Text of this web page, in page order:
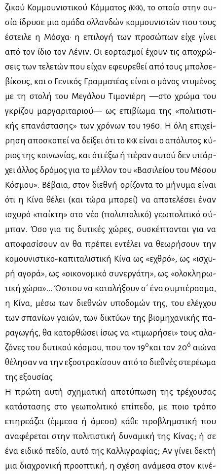
ζι­κού Κομ­μου­νι­στι­κού Κόμ­μα­τος (ΚΚΚ), το οποίο στην ου­
σία ίδρυ­σε μια ομά­δα ολ­λαν­δών κομ­μου­νι­στών που τους
έστει­λε η Μό­σχα· η επι­λο­γή των προ­σώ­πων εί­χε γί­νει
από τον ίδιο τον Λέ­νιν. Οι εορ­τα­σμοί έχουν τις απο­χρώ­
σεις των τε­λε­τών που εί­χαν εφευ­ρε­θεί από τους μπολ­σε­
βί­κους, και ο Γε­νι­κός Γραμ­μα­τέ­ας εί­ναι ο μό­νος ντυ­μέ­νος
με τη στο­λή του Με­γά­λου Τι­μο­νιέ­ρη —στο χρώ­μα του
γκρί­ζου μαρ­γα­ρι­τα­ριού— ως επι­βί­ω­μα της «πο­λι­τι­στι­
κής επα­νά­στα­σης» των χρό­νων του 1960. Η όλη επι­χεί­
ρη­ση απο­σκο­πεί να δεί­ξει ότι τοΚΚΚ εί­ναι ο από­λυ­τος κύ­
ριος της κοι­νω­νί­ας, και ότι έξω ή πέ­ραν αυ­τού δεν υπάρ­
χει άλ­λος δρό­μος για το μέλ­λον του «Βα­σι­λεί­ου του Μέ­σου
Κό­σμου». Βέ­βαια, στον διε­θνή ορί­ζο­ντα το μή­νυ­μα εί­ναι
ότι η Κί­να θέ­λει (και τώ­ρα μπο­ρεί) να απο­τε­λέ­σει έναν
ισχυ­ρό «παί­κτη» στο νέο (πο­λυ­πο­λι­κό) γε­ω­πο­λι­τι­κό σύ­
μπαν. Όσο για τις δυ­τι­κές χώ­ρες, συ­σκέ­πτο­νται για να
απο­φα­σί­σουν αν θα πρέ­πει εντέ­λει να θε­ω­ρή­σουν την
κο­μου­νι­στι­κο-κα­πι­τα­λι­στι­κή Κί­να ως «εχθρό», ως «ισχυ­
ρή αγο­ρά», ως «οι­κο­νο­μι­κό συ­νερ­γά­τη», ως «ολο­κλη­ρω­
τι­κή χώ­ρα»… Ώσπου να κα­τα­λή­ξουν σ΄ ένα συ­μπέ­ρα­σμα,
η Κί­να, μέ­σω των διε­θνών υπο­δο­μών της, του ελέγ­χου
των σπα­νί­ων γαιών, των δι­κτύ­ων της βιο­μη­χα­νι­κής πα­
ρα­γω­γής, θα κα­τορ­θώ­σει ίσως να «τι­μω­ρή­σει» τους αλα­
ζό­νες του δυ­τι­κού κό­σμου, που τον 19οκαι τον 20ό αιώ­να
θέ­λη­σαν να την εξο­στρα­κί­σουν από το διε­θνές στε­ρέ­ω­μα
της εξου­σί­ας.
Η πρώ­τη αυ­τή σχη­μα­τι­κή απο­τύ­πω­ση της τρέ­χου­σας
κα­τά­στα­σης στο γε­ω­πο­λι­τι­κό επί­πε­δο, με ποιο τρό­πο
επη­ρε­ά­ζει (έμ­με­σα ή άμε­σα) κά­θε προ­βλη­μα­τι­κή που
ανα­φέ­ρε­ται στην πο­λι­τι­στι­κή δυ­να­μι­κή της Κί­νας; ή σε
ένα ει­δι­κό πε­δίο, αυ­τό της Καλ­λι­γρα­φί­ας; Αν γί­νει δε­κτή
μια δια­χρο­νι­κή προ­ο­πτι­κή, η σχέ­ση ανά­με­σα στον κι­νέ­